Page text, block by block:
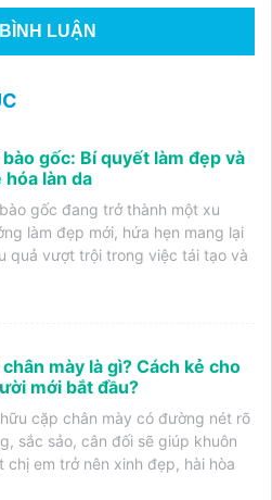
bào gốc: Bí quyết làm đẹp và
hóa làn da
gốc đang trở thành một xu
làm đẹp mới, hứa hẹn mang lại
quả vượt trội trong việc tái tạo và
chân mày là gì? Cách kẻ cho
mới bắt đầu?
cặp chân mày có đường nét rõ
sắc sảo, cân đối sẽ giúp khuôn
chị em trở nên xinh đẹp, hài hòa